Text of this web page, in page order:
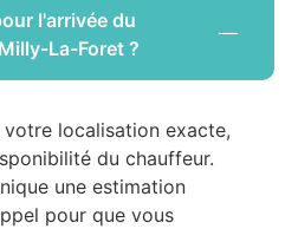
l'arrivée du
La-Foret ?
localisation exacte,
du chauffeur.
une estimation
pour que vous